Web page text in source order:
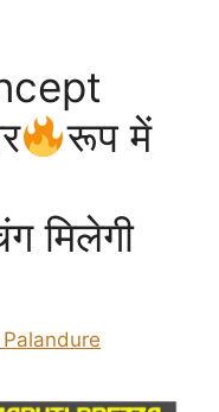
रूप में
मिलेगी